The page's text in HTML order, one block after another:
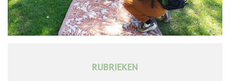
RUBRIEKEN